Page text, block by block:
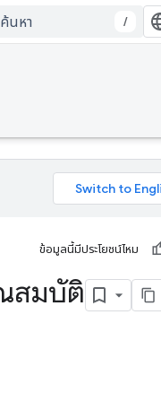
/
ข้อมูลนี้มีประโยชน์ไหม
สมบัติ